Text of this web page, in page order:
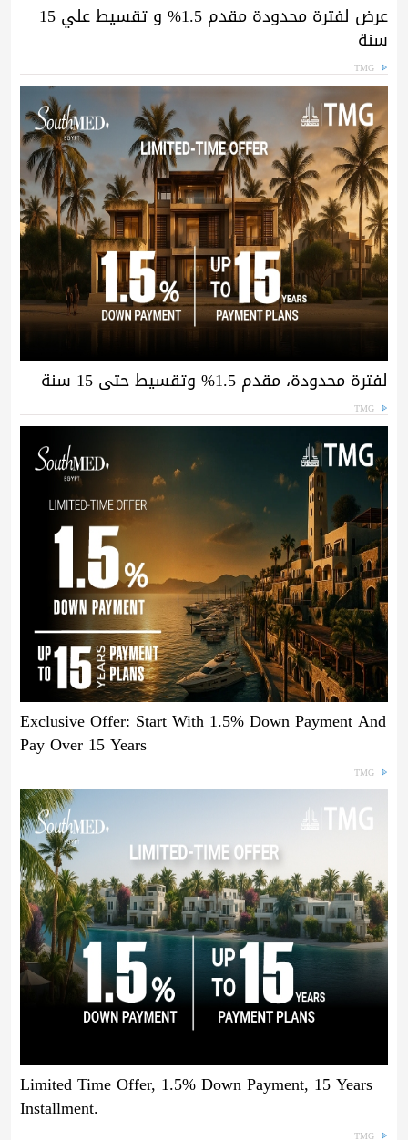
عرض لفترة محدودة مقدم 1.5% و تقسيط علي 15
سنة
TMG
لفترة محدودة، مقدم 1.5% وتقسيط حتى 15 سنة
TMG
Exclusive Offer: Start With 1.5% Down Payment And
Pay Over 15 Years
TMG
Limited Time Offer, 1.5% Down Payment, 15 Years
Installment.
TMG